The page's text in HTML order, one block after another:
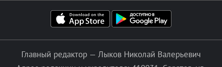
Главный редактор — Лыков Николай Валерьевич